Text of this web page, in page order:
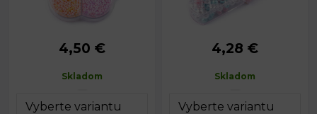
Priemer:
2,3 mm
4,50 €
Skladom
Priemer:
6; 8 mm
boxu:
4,28 €
Skladom